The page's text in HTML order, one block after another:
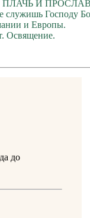
И
служишь Господу
и Европы.
Освящение.
до